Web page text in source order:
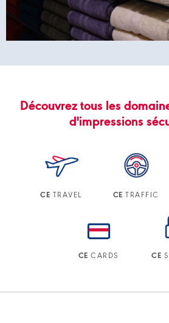
Découvrez tous les
d'impressions
CE TRAVEL CE TRAFFIC
CE CARDS CE